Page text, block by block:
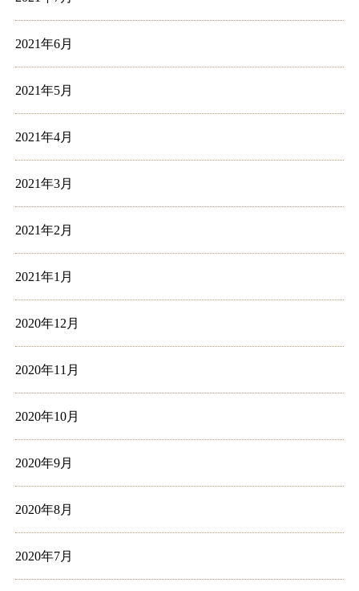
2021年6月
2021年5月
2021年4月
2021年3月
2021年2月
2021年1月
2020年12月
2020年11月
2020年10月
2020年9月
2020年8月
2020年7月